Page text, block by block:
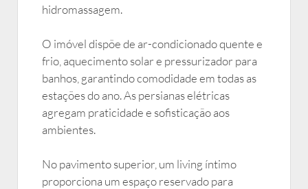
hidromassagem.
O imóvel dispõe de ar-condicionado quente e
frio, aquecimento solar e pressurizador para
banhos, garantindo comodidade em todas as
estações do ano. As persianas elétricas
agregam praticidade e sofisticação aos
ambientes.
No pavimento superior, um living íntimo
proporciona um espaço reservado para